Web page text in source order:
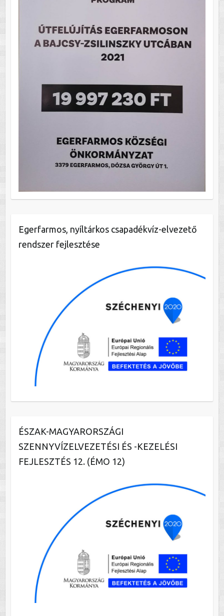
Egerfarmos, nyíltárkos csapadékvíz-elvezető
rendszer fejlesztése
ÉSZAK-MAGYARORSZÁGI
SZENNYVÍZELVEZETÉSI ÉS -KEZELÉSI
FEJLESZTÉS 12. (ÉMO 12)